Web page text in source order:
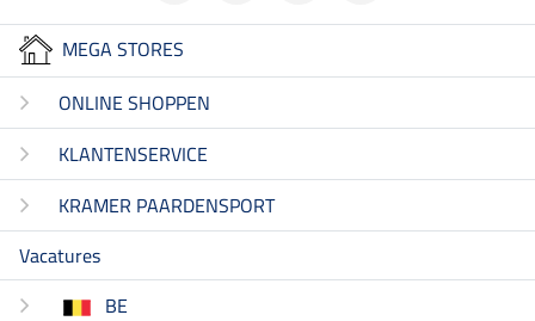
MEGA STORES
ONLINE SHOPPEN
KLANTENSERVICE
KRAMER PAARDENSPORT
Vacatures
BE